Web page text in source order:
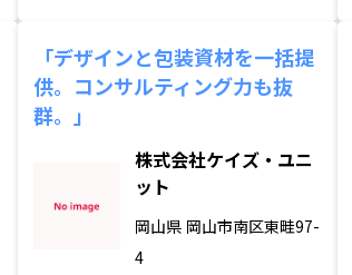
「デザインと包装資材を一括提
供。コンサルティング力も抜
群。」
株式会社ケイズ・ユニ
ット
岡山県 岡山市南区東畦97-
4